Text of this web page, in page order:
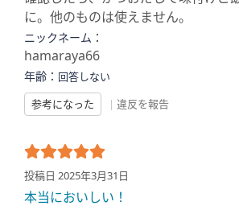
に。他のものは使えません。
ニックネーム：
hamaraya66
年齢： 回答しない
参考になった
| 違反を報告
投稿日 2025年3月31日
本当においしい！